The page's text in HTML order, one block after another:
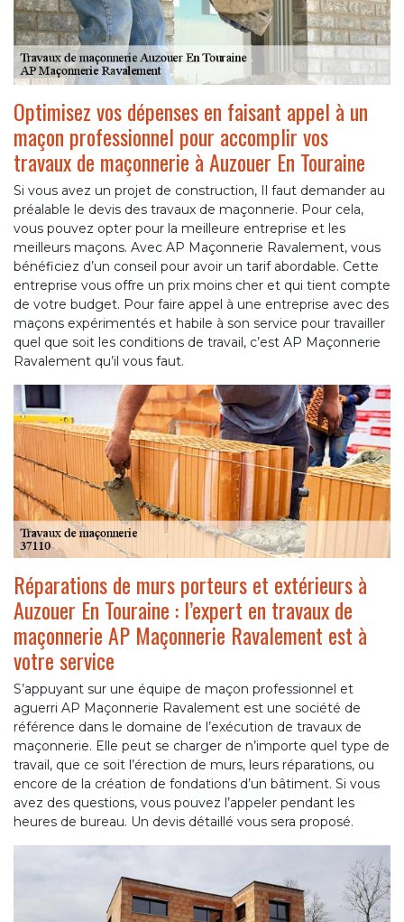
Optimisez vos dépenses en faisant appel à un
maçon professionnel pour accomplir vos
travaux de maçonnerie à Auzouer En Touraine
Si vous avez un projet de construction, Il faut demander au
préalable le devis des travaux de maçonnerie. Pour cela,
vous pouvez opter pour la meilleure entreprise et les
meilleurs maçons. Avec AP Maçonnerie Ravalement, vous
bénéficiez d’un conseil pour avoir un tarif abordable. Cette
entreprise vous offre un prix moins cher et qui tient compte
de votre budget. Pour faire appel à une entreprise avec des
maçons expérimentés et habile à son service pour travailler
quel que soit les conditions de travail, c’est AP Maçonnerie
Ravalement qu’il vous faut.
Réparations de murs porteurs et extérieurs à
Auzouer En Touraine : l’expert en travaux de
maçonnerie AP Maçonnerie Ravalement est à
votre service
S’appuyant sur une équipe de maçon professionnel et
aguerri AP Maçonnerie Ravalement est une société de
référence dans le domaine de l’exécution de travaux de
maçonnerie. Elle peut se charger de n’importe quel type de
travail, que ce soit l’érection de murs, leurs réparations, ou
encore de la création de fondations d’un bâtiment. Si vous
avez des questions, vous pouvez l’appeler pendant les
heures de bureau. Un devis détaillé vous sera proposé.